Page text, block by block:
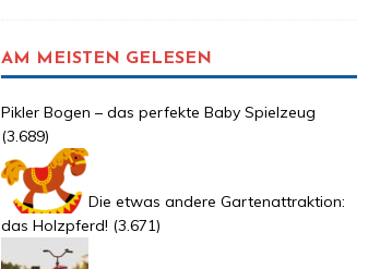
AM MEISTEN GELESEN
Pikler Bogen – das perfekte Baby Spielzeug
(3.689)
Die etwas andere Gartenattraktion:
das Holzpferd! (3.671)